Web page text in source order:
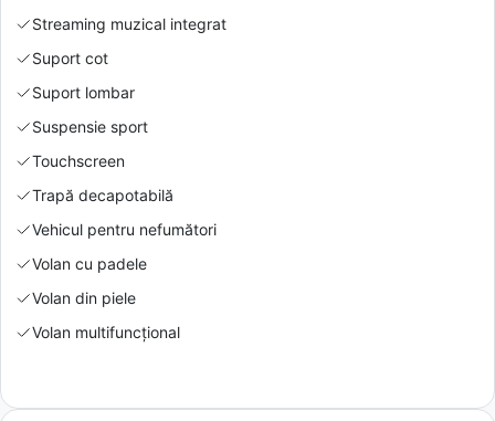
Streaming muzical integrat
Suport cot
Suport lombar
Suspensie sport
Touchscreen
Trapă decapotabilă
Vehicul pentru nefumători
Volan cu padele
Volan din piele
Volan multifuncțional